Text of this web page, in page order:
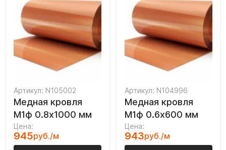
Артикул: N105002
Медная кровля
М1ф 0.8х1000 мм
Цена:
945руб./м
Артикул: N104996
Медная кровля
М1ф 0.6х600 мм
Цена:
943руб./м